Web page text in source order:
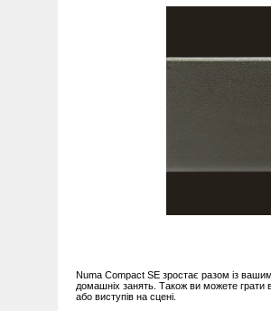
Numa Compact SE зростає разом із
домашніх занять. Також ви можете грати
або виступів на сцені.